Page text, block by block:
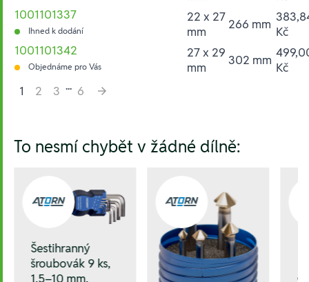
1001101337
Ihned k dodání
22 x 27
mm
266 mm Kč
1001101342
Objednáme pro Vás
27 x 29
mm
302 mm Kč
1
2 3 ... 6
To nesmí chybět v žádné dílně:
Šestihranný
šroubovák 9 ks,
1,5–10 mm,